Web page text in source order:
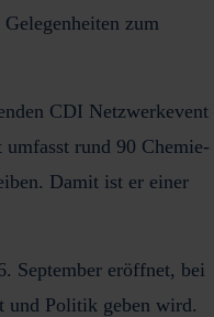
zum
CDI Netzwerkevent
rund 90 Chemie-
Damit ist er einer
Septembereröffnet, bei
und Politik geben wird.